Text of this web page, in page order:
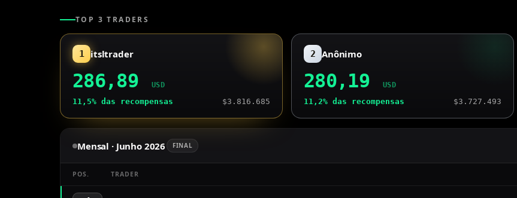
TOP 3 TRADERS
1 itsltrader
Prêmio:
286,89 USD
11,5% das recompensas $3.816.685
2 Anônimo
Prêmio:
280,19 USD
11,2% das recompensas $3.727.493
Mensal · Junho 2026 FINAL
POS. TRADER